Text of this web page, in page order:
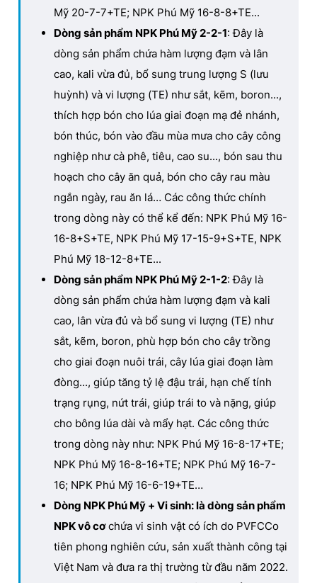
Mỹ 20-7-7+TE; NPK Phú Mỹ 16-8-8+TE...
Dòng sản phẩm NPK Phú Mỹ 2-2-1: Đây là
dòng sản phẩm chứa hàm lượng đạm và lân
cao, kali vừa đủ, bổ sung trung lượng S (lưu
huỳnh) và vi lượng (TE) như sắt, kẽm, boron...,
thích hợp bón cho lúa giai đoạn mạ đẻ nhánh,
bón thúc, bón vào đầu mùa mưa cho cây công
nghiệp như cà phê, tiêu, cao su..., bón sau thu
hoạch cho cây ăn quả, bón cho cây rau màu
ngắn ngày, rau ăn lá… Các công thức chính
trong dòng này có thể kể đến: NPK Phú Mỹ 16-
16-8+S+TE, NPK Phú Mỹ 17-15-9+S+TE, NPK
Phú Mỹ 18-12-8+TE...
Dòng sản phẩm NPK Phú Mỹ 2-1-2: Đây là
dòng sản phẩm chứa hàm lượng đạm và kali
cao, lân vừa đủ và bổ sung vi lượng (TE) như
sắt, kẽm, boron, phù hợp bón cho cây trồng
cho giai đoạn nuôi trái, cây lúa giai đoạn làm
đòng..., giúp tăng tỷ lệ đậu trái, hạn chế tính
trạng rụng, nứt trái, giúp trái to và nặng, giúp
cho bông lúa dài và mẩy hạt. Các công thức
trong dòng này như: NPK Phú Mỹ 16-8-17+TE;
NPK Phú Mỹ 16-8-16+TE; NPK Phú Mỹ 16-7-
16; NPK Phú Mỹ 16-6-19+TE…
Dòng NPK Phú Mỹ + Vi sinh: là dòng sản phẩm
NPK vô cơchứa vi sinh vật có ích do PVFCCo
tiên phong nghiên cứu, sản xuất thành công tại
Việt Nam và đưa ra thị trường từ đầu năm 2022.